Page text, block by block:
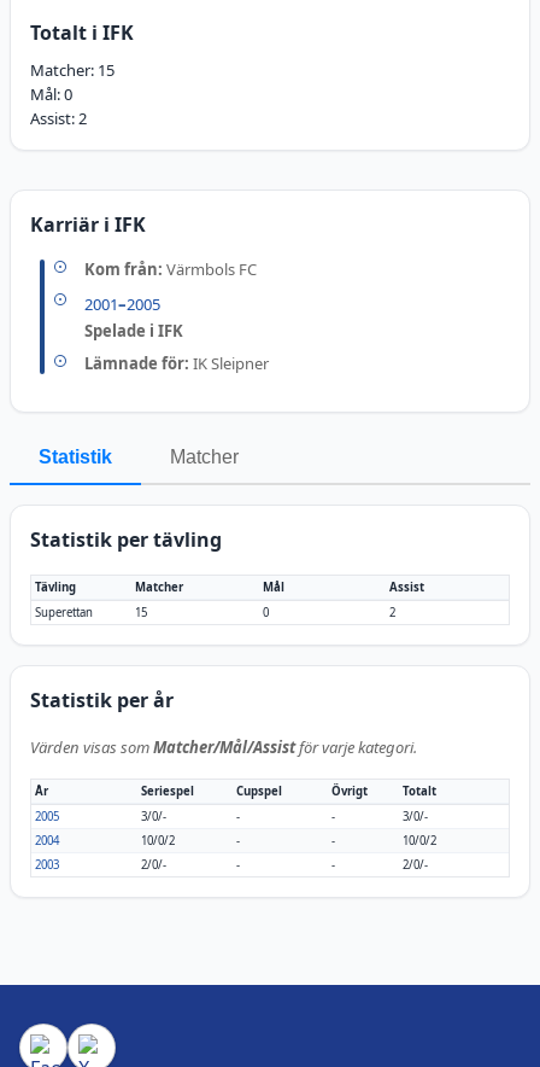
Totalt i IFK
Matcher: 15
Mål:0
Assist:2
Karriär i IFK
Kom från: Värmbols FC
2001–2005
Spelade i IFK
Lämnade för: IK Sleipner
Statistik Matcher
Statistik per tävling
Tävling Matcher Mål
Assist
Superettan
15 0 2
Statistik per år
Värden visas somMatcher/Mål/Assistför varje kategori.
År Seriespel Cupspel Övrigt
Totalt
2005
3/0/- - -
3/0/-
2004
10/0/2 - -
10/0/2
2003
2/0/- - - 2/0/-